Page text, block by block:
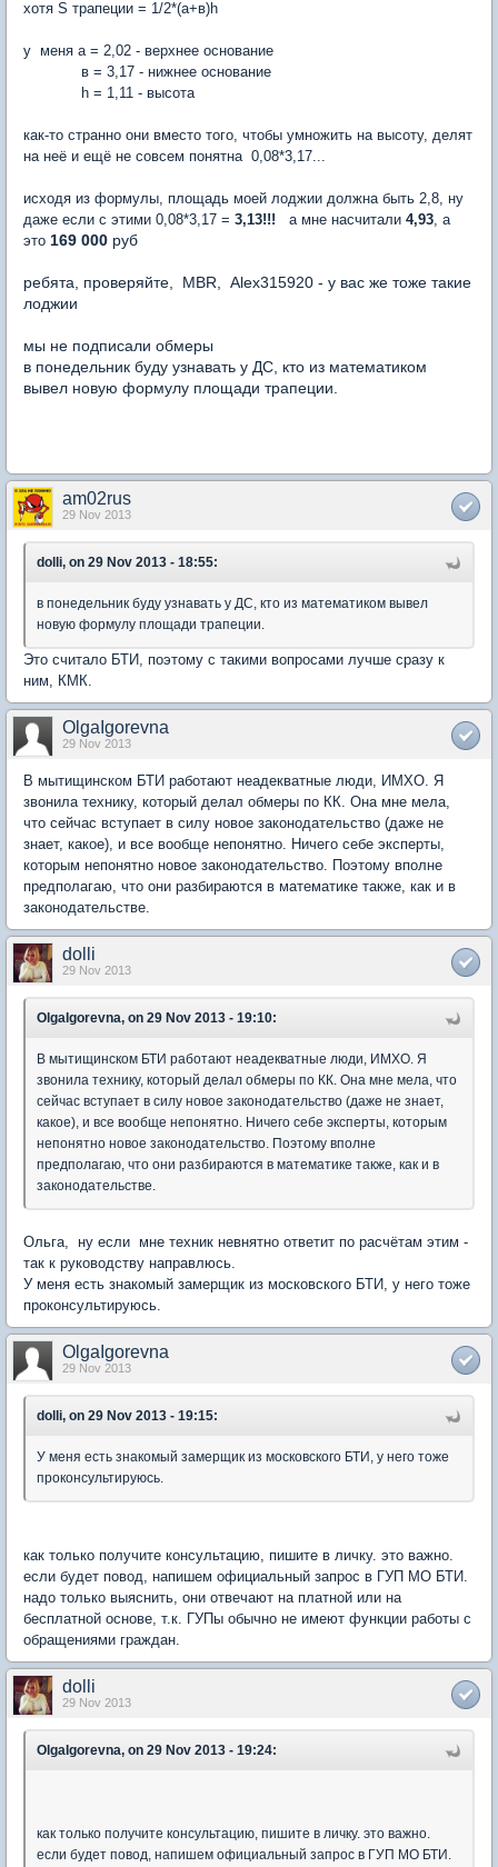
хотя S трапеции = 1/2*(а+в)h
у меня а = 2,02 - верхнее основание
в = 3,17 - нижнее основание
h = 1,11 - высота
как-то странно они вместо того, чтобы умножить на высоту, делят
на неё и ещё не совсем понятна 0,08*3,17...
исходя из формулы, площадь моей лоджии должна быть 2,8, ну
даже если с этими 0,08*3,17 = 3,13!!! а мне насчитали 4,93, а
это 169 000 руб
ребята, проверяйте, MBR, Alex315920 - у вас же тоже такие
лоджии
мы не подписали обмеры
в понедельник буду узнавать у ДС, кто из математиком
вывел новую формулу площади трапеции.
am02rus
29 Nov 2013
dolli, on 29 Nov 2013 - 18:55:
в понедельник буду узнавать у ДС, кто из математиком вывел
новую формулу площади трапеции.
Это считало БТИ, поэтому с такими вопросами лучше сразу к
ним, КМК.
OlgaIgorevna
29 Nov 2013
В мытищинском БТИ работают неадекватные люди, ИМХО. Я
звонила технику, который делал обмеры по КК. Она мне мела,
что сейчас вступает в силу новое законодательство (даже не
знает, какое), и все вообще непонятно. Ничего себе эксперты,
которым непонятно новое законодательство. Поэтому вполне
предполагаю, что они разбираются в математике также, как и в
законодательстве.
dolli
29 Nov 2013
OlgaIgorevna, on 29 Nov 2013 - 19:10:
В мытищинском БТИ работают неадекватные люди, ИМХО. Я
звонила технику, который делал обмеры по КК. Она мне мела, что
сейчас вступает в силу новое законодательство (даже не знает,
какое), и все вообще непонятно. Ничего себе эксперты, которым
непонятно новое законодательство. Поэтому вполне
предполагаю, что они разбираются в математике также, как и в
законодательстве.
Ольга, ну если мне техник невнятно ответит по расчётам этим -
так к руководству направлюсь.
У меня есть знакомый замерщик из московского БТИ, у него тоже
проконсультируюсь.
OlgaIgorevna
29 Nov 2013
dolli, on 29 Nov 2013 - 19:15:
У меня есть знакомый замерщик из московского БТИ, у него тоже
проконсультируюсь.
как только получите консультацию, пишите в личку. это важно.
если будет повод, напишем официальный запрос в ГУП МО БТИ.
надо только выяснить, они отвечают на платной или на
бесплатной основе, т.к. ГУПы обычно не имеют функции работы с
обращениями граждан.
dolli
29 Nov 2013
OlgaIgorevna, on 29 Nov 2013 - 19:24:
как только получите консультацию, пишите в личку. это важно.
если будет повод, напишем официальный запрос в ГУП МО БТИ.